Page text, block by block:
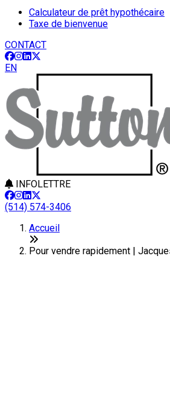
Calculateur de prêt hypothécaire
Taxe de bienvenue
CONTACT
EN
INFOLETTRE
(514) 574-3406
Accueil
Pour vendre rapidement |